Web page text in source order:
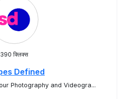
390 क्लिक्स
Defined
Photography and Videogra...